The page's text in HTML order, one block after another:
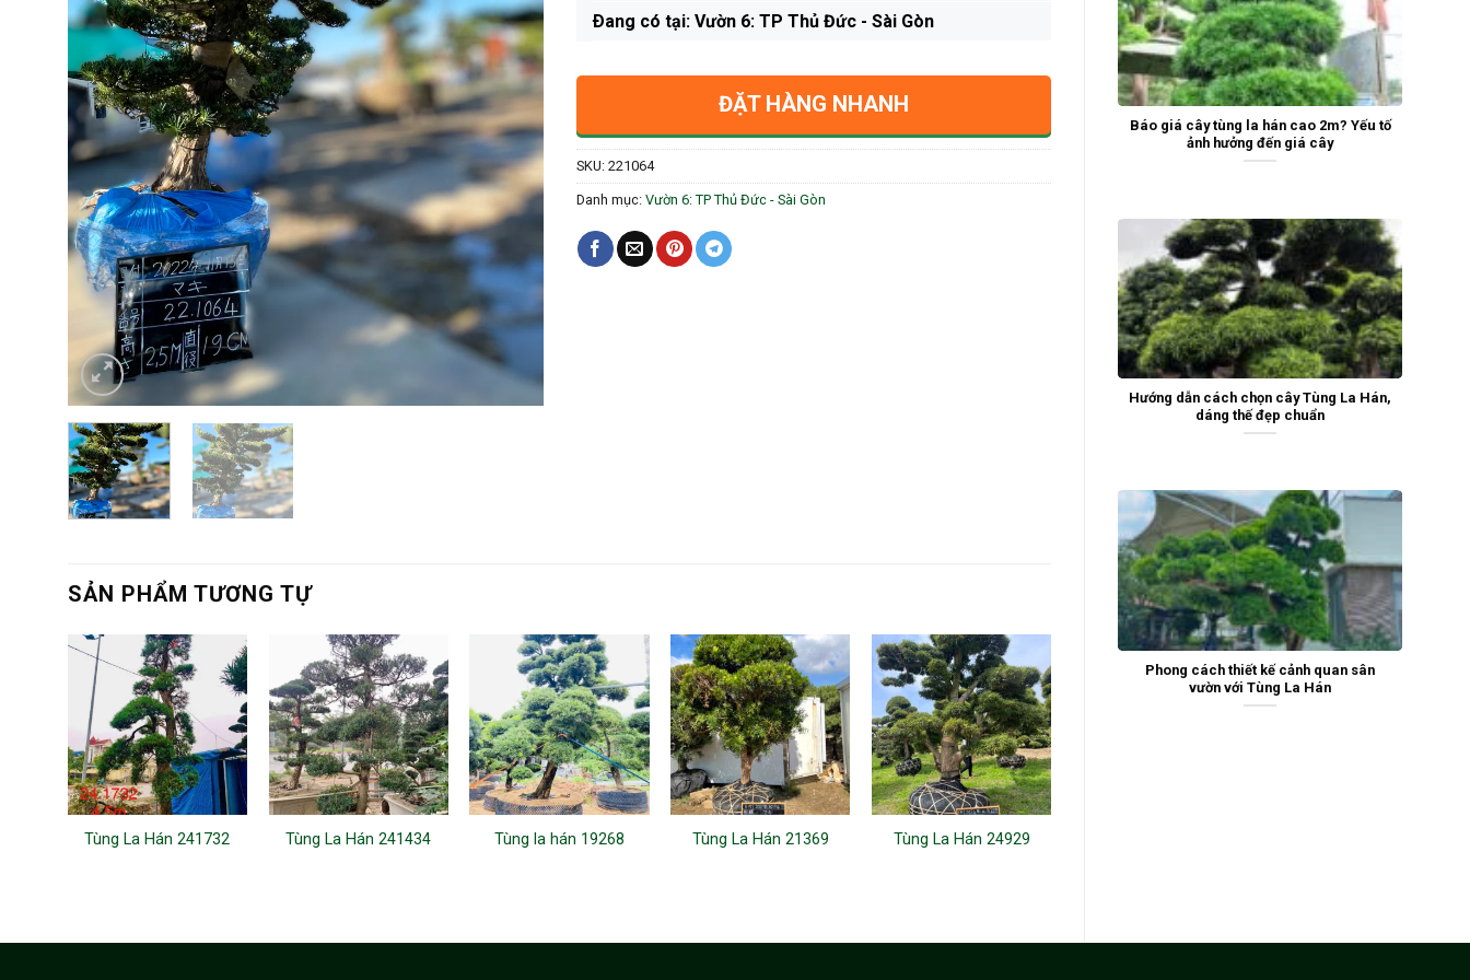
Báo giá cây tùng la hán cao 2m? Yếu tố
ảnh hưởng đến giá cây
Hướng dẫn cách chọn cây Tùng La Hán,
dáng thế đẹp chuẩn
Phong cách thiết kế cảnh quan sân
vườn với Tùng La Hán
Ðang có tại: Vườn 6: TP Thủ Đức - Sài Gòn
ĐẶT HÀNG NHANH
SKU: 221064
Danh mục: Vườn 6: TP Thủ Đức - Sài Gòn
SẢN PHẨM TƯƠNG TỰ
Tùng La Hán 241732 Tùng La Hán 241434 Tùng la hán 19268 Tùng La Hán 21369 Tùng La Hán 24929